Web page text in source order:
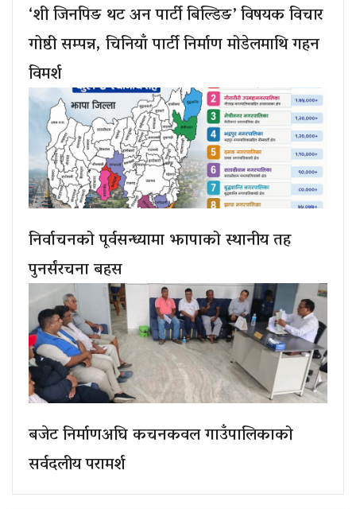
‘शी जिनपिङ थट अन पार्टी बिल्डिङ’ विषयक विचार
गोष्ठी सम्पन्न, चिनियाँ पार्टी निर्माण मोडेलमाथि गहन
विमर्श
निर्वाचनको पूर्वसन्ध्यामा झापाको स्थानीय तह
पुनर्संरचना बहस
बजेट निर्माणअघि कचनकवल गाउँपालिकाको
सर्वदलीय परामर्श